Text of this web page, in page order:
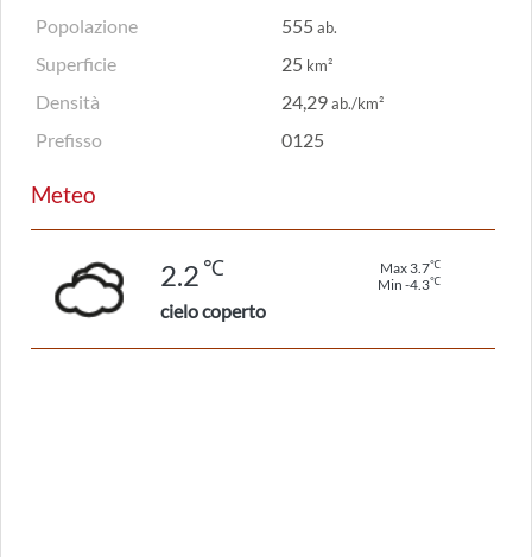
Popolazione
555ab.
Superficie 25 km²
Densità 24,29ab./km²
Prefisso 0125
Meteo
2.2 ℃ Max 3.7℃
Min -4.3℃
cielo coperto